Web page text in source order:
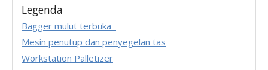
Legenda
Bagger mulut terbuka
Mesin penutup dan penyegelan tas
Workstation Palletizer